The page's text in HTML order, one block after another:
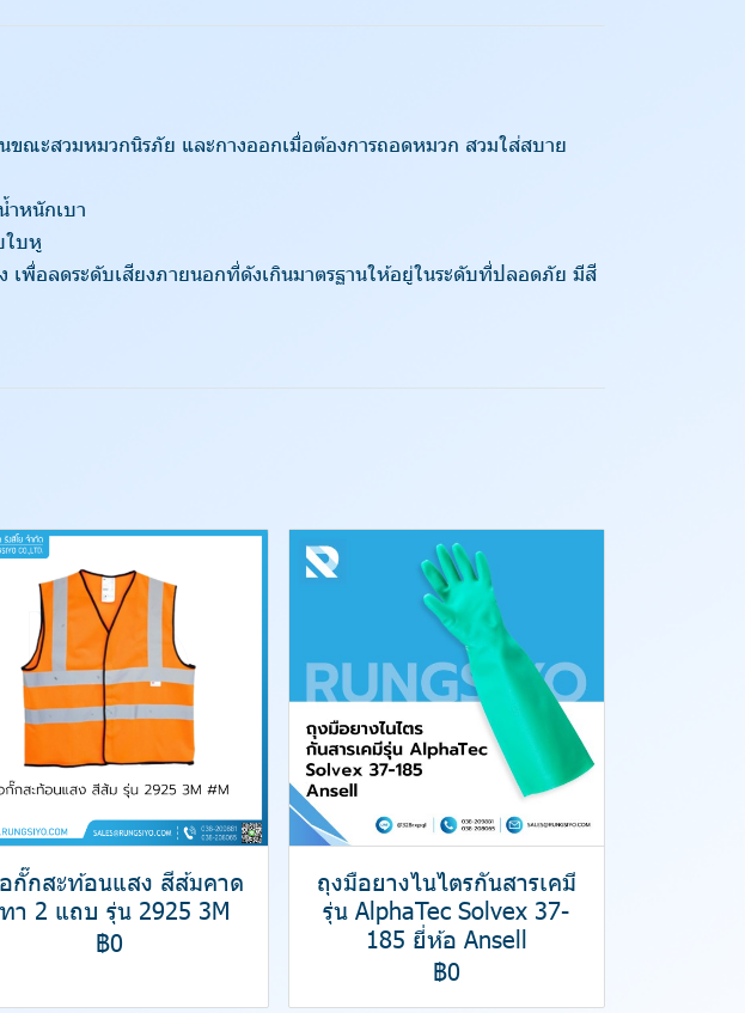
ณะสวมหมวกนิรภัย และกางออกเมื่อต้องการถอดหมวก สวมใส่สบาย
หนักเบา
ใบหู
พื่อลดระดับเสียงภายนอกที่ดังเกินมาตรฐานให้อยู่ในระดับที่ปลอดภัย มีสี
กั๊กสะท้อนแสง สีส้มคาด
า 2 แถบ รุ่น 2925 3M
฿0
ถุงมือยางไนไตรกันสารเคมี
รุ่น AlphaTec Solvex 37-
185 ยี่ห้อ Ansell
฿0